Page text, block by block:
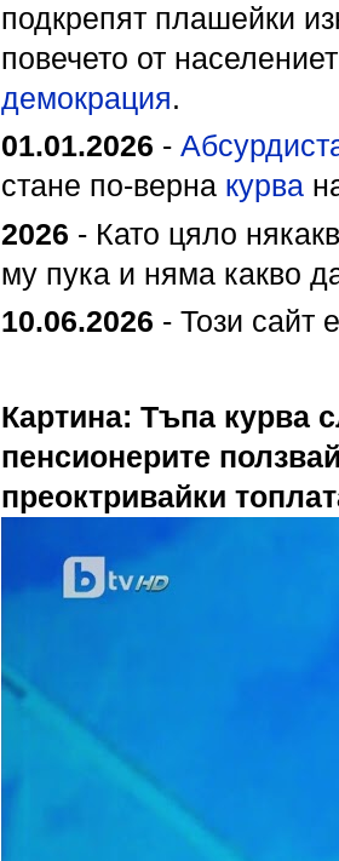
подкрепят плашейки
повечето от
демокрация.
01.01.2026 -
стане по-верна курва
2026 - Като цяло
му пука и няма какво
10.06.2026 - Този сайт
Картина: Тъпа курва
пенсионерите
преоктривайки